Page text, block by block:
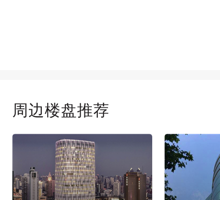
周边楼盘推荐